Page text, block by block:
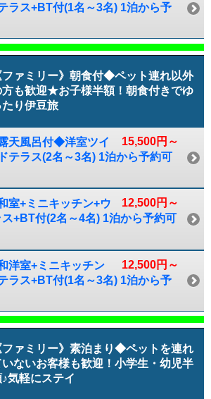
ラス+BT付(1名～3名) 1泊から予
ファミリー》朝食付◆ペット連れ以外
方も歓迎★お子様半額！朝食付きでゆ
たり伊豆旅
15,500円～
天風呂付◆洋室ツイ
テラス(2名～3名) 1泊から予約可
12,500円～
室+ミニキッチン+ウ
ス+BT付(2名～4名) 1泊から予約可
12,500円～
洋室+ミニキッチン
ラス+BT付(1名～3名) 1泊から予
ファミリー》素泊まり◆ペットを連れ
いないお客様も歓迎！小学生・幼児半
気軽にステイ